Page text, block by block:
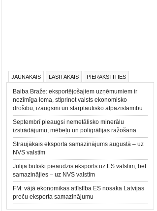
JAUNĀKAIS LASĪTĀKAIS PIERAKSTĪTIES
Baiba Braže: eksportējošajiem uzņēmumiem ir
nozīmīga loma, stiprinot valsts ekonomisko
drošību, izaugsmi un starptautisko atpazīstamību
Septembrī pieaugsi nemetālisko minerālu
izstrādājumu, mēbeļu un poligrāfijas ražošana
Straujākais eksporta samazinājums augustā – uz
NVS valstīm
Jūlijā būtiski pieaudzis eksports uz ES valstīm, bet
samazinājies – uz NVS valstīm
FM: vājā ekonomikas attīstība ES nosaka Latvijas
preču eksporta samazinājumu